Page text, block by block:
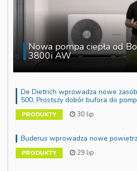
Nowa pompa ciepła od
3800i AW
De Dietrich wprowadza nowe
500. Prostszy dobór bufora do
PRODUKTY 30 lip
Buderus wprowadza nowe
PRODUKTY 29 lip